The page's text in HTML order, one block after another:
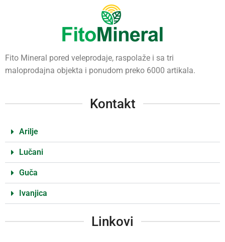
Fito Mineral pored veleprodaje, raspolaže i sa tri
maloprodajna objekta i ponudom preko 6000 artikala.
Kontakt
Arilje
Lučani
Guča
Ivanjica
Linkovi